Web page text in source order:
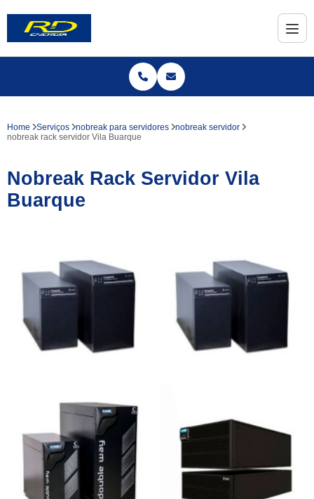
Home Serviços nobreak para servidores
nobreak servidor
nobreak rack servidor Vila Buarque
Nobreak Rack Servidor Vila
Buarque